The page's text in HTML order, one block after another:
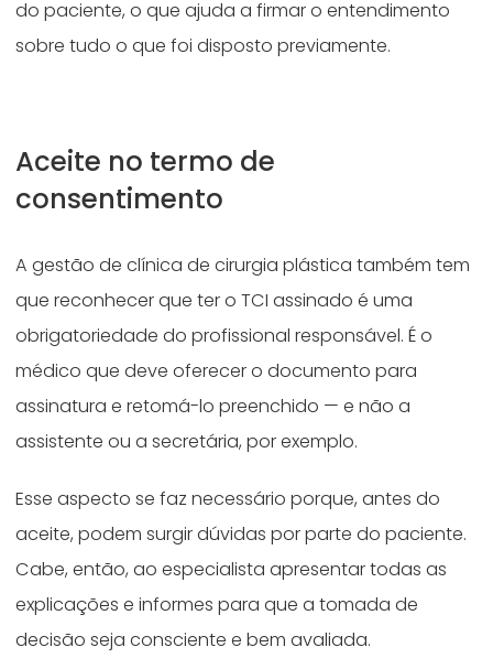
do paciente, o que ajuda a firmar o entendimento
sobre tudo o que foi disposto previamente.
Aceite no termo de
consentimento
A gestão de clínica de cirurgia plástica também tem
que reconhecer que ter o TCI assinado é uma
obrigatoriedade do profissional responsável. É o
médico que deve oferecer o documento para
assinatura e retomá-lo preenchido — e não a
assistente ou a secretária, por exemplo.
Esse aspecto se faz necessário porque, antes do
aceite, podem surgir dúvidas por parte do paciente.
Cabe, então, ao especialista apresentar todas as
explicações e informes para que a tomada de
decisão seja consciente e bem avaliada.